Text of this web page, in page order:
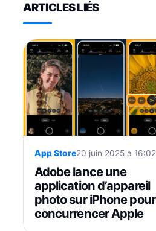
ARTICLES LIÉS
App Store20 juin 2025 à 16:02
Adobe lance une
application d’appareil
photo sur iPhone pour
concurrencer Apple